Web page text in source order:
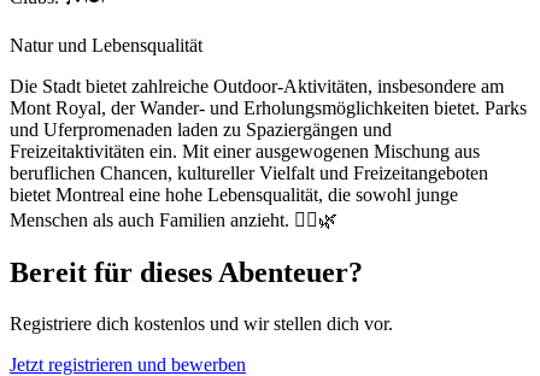
Natur und Lebensqualität
Die Stadt bietet zahlreiche Outdoor-Aktivitäten, insbesondere am
Mont Royal, der Wander- und Erholungsmöglichkeiten bietet. Parks
und Uferpromenaden laden zu Spaziergängen und
Freizeitaktivitäten ein. Mit einer ausgewogenen Mischung aus
beruflichen Chancen, kultureller Vielfalt und Freizeitangeboten
bietet Montreal eine hohe Lebensqualität, die sowohl junge
Menschen als auch Familien anzieht. 🚶‍♂️🌿
Bereit für dieses Abenteuer?
Registriere dich kostenlos und wir stellen dich vor.
Jetzt registrieren und bewerben